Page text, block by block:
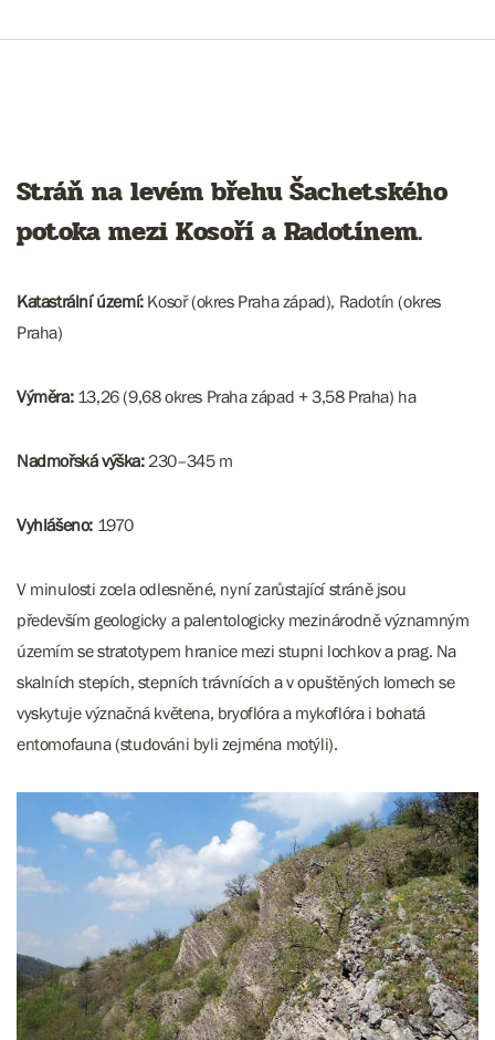
Stráň na levém břehu Šachetského
potoka mezi Kosoří a Radotínem.
Katastrální území:Kosoř (okres Praha západ), Radotín (okres
Praha)
Výměra:13,26 (9,68 okres Praha západ + 3,58 Praha) ha
Nadmořská výška:230–345 m
Vyhlášeno: 1970
V minulosti zcela odlesněné, nyní zarůstající stráně jsou
především geologicky a palentologicky mezinárodně významným
územím se stratotypem hranice mezi stupni lochkov a prag. Na
skalních stepích, stepních trávnících a v opuštěných lomech se
vyskytuje význačná květena, bryoflóra a mykoflóra i bohatá
entomofauna (studováni byli zejména motýli).